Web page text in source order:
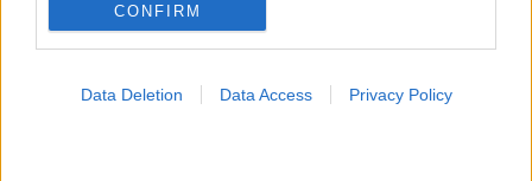
CONFIRM
Data Deletion Data Access Privacy Policy